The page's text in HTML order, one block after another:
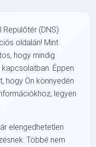
Repülőtér (DNS)
oldalán! Mint
hogy mindig
Éppen
hogy Ön könnyedén
legyen
elengedhetetlen
Többé nem